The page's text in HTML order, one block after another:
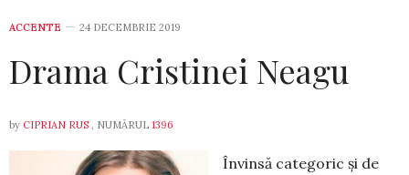
ACCENTE 24 DECEMBRIE 2019
Drama Cristinei Neagu
by CIPRIAN RUS , NUMĂRUL 1396
Învinsă categoric și de